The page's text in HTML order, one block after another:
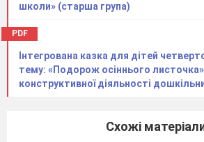
школи» (старша група)
PDF
Інтегрована казка для дітей
тему: «Подорож осіннього
конструктивної діяльності
Схожі